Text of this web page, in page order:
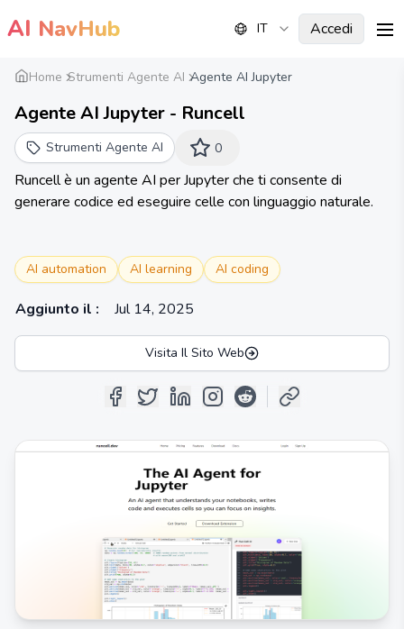
AI NavHub IT Accedi
Home Strumenti Agente AI Agente AI Jupyter
Agente AI Jupyter - Runcell
Strumenti Agente AI 0
Runcell è un agente AI per Jupyter che ti consente di
generare codice ed eseguire celle con linguaggio naturale.
AI automation AI learning AI coding
Aggiunto il : Jul 14, 2025
Visita Il Sito Web